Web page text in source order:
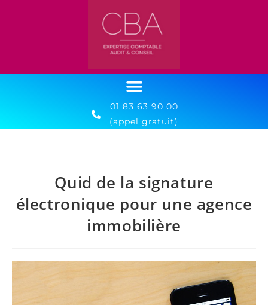
01 83 63 90 00
(appel gratuit)
Quid de la signature
électronique pour une agence
immobilière